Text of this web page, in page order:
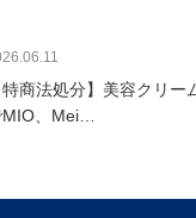
特商法処分】美容クリー
MIO、Mei…